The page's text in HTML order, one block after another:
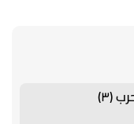
(٣)